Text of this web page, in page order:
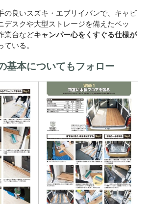
の良いスズキ・エブリイバンで、キャビ
デスクや大型ストレージを備えたベッ
業台などキャンパー心をくすぐる仕様が
ている。
基本についてもフォロー